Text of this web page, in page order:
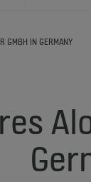
GMBH IN GERMANY